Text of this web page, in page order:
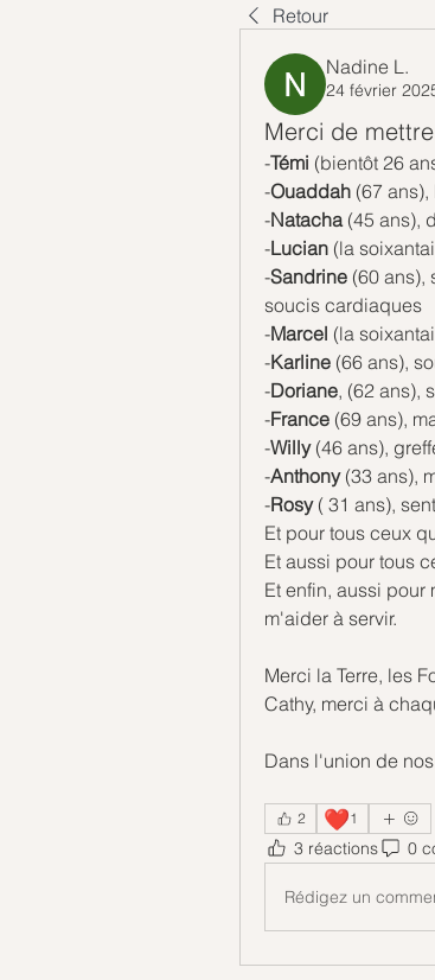
Retour
Nadine L.
24 février
Merci de
-Témi (bientôt 26
-Ouaddah (67
-Natacha (45 ans),
-Lucian (la
-Sandrine (60 ans),
soucis cardiaques
-Marcel (la
-Karline (66 ans),
-Doriane, (62 ans),
-France (69 ans),
-Willy (46 ans),
-Anthony (33 ans),
-Rosy ( 31 ans),
Et pour tous ceux
Et aussi pour tous
Et enfin, aussi pour
m'aider à servir.
Merci la Terre, les
Cathy, merci à
Dans l'union de
2 ❤️1
3 réactions 0
Rédigez un